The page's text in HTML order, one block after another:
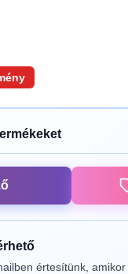
értesítünk,